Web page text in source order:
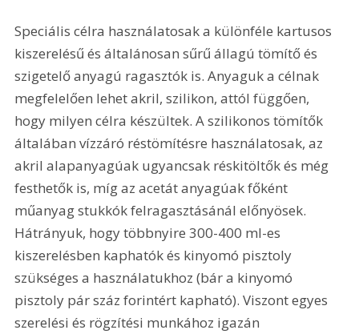
Speciális célra használatosak a különféle kartusos
kiszerelésű és általánosan sűrű állagú tömítő és
szigetelő anyagú ragasztók is. Anyaguk a célnak
megfelelően lehet akril, szilikon, attól függően,
hogy milyen célra készültek. A szilikonos tömítők
általában vízzáró réstömítésre használatosak, az
akril alapanyagúak ugyancsak réskitöltők és még
festhetők is, míg az acetát anyagúak főként
műanyag stukkók felragasztásánál előnyösek.
Hátrányuk, hogy többnyire 300-400 ml-es
kiszerelésben kaphatók és kinyomó pisztoly
szükséges a használatukhoz (bár a kinyomó
pisztoly pár száz forintért kapható). Viszont egyes
szerelési és rögzítési munkához igazán